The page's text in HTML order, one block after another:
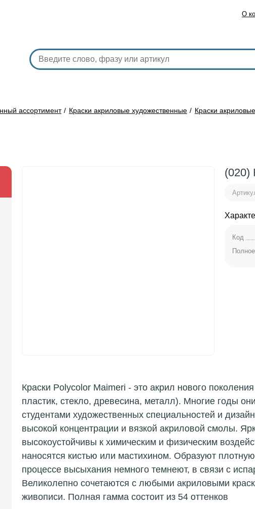
О
ассортимент Краски акриловые художественные Краски
(020)
Код
Краски Polycolor Maimeri - это акрил нового
пластик, стекло, древесина, металл). Многие годы
студентами художественных специальностей и
высокой концентрации и вязкой акриловой смолы.
высокоустойчивы к химическим и физическим
наносятся кистью или мастихином. Образуют
процессе высыхания немного темнеют, в связи с
Великолепно сочетаются с любыми акриловыми
живописи. Полная гамма состоит из 54 оттенков